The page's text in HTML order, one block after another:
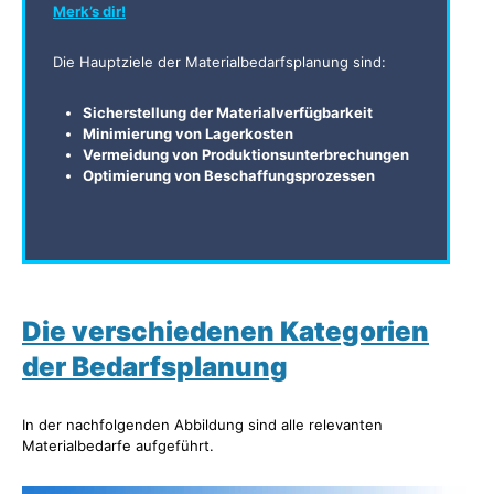
Merk’s dir!
Die Hauptziele der Materialbedarfsplanung sind:
Sicherstellung der Materialverfügbarkeit
Minimierung von Lagerkosten
Vermeidung von Produktionsunterbrechungen
Optimierung von Beschaffungsprozessen
Die verschiedenen Kategorien
der Bedarfsplanung
In der nachfolgenden Abbildung sind alle relevanten
Materialbedarfe aufgeführt.